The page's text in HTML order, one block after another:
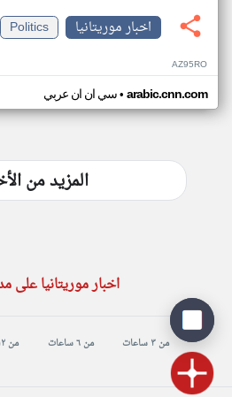
اخبار موريتانيا
Politics
AZ95RO
سي ان ان عربي• arabic.cnn.com
المزيد من
اخبار موريتانيا على
من ٣ ساعات من ٦ ساعات من ١٢ ساعة